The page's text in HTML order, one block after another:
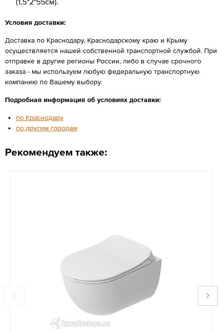
Условия доставки:
Доставка по Краснодару, Краснодарскому краю и Крыму
осуществляется нашей собственной транспортной службой. При
отправке в другие регионы России, либо в случае срочного
заказа - мы используем любую федеральную транспортную
компанию по Вашему выбору.
Подробная информация об условиях доставки:
по Краснодару
по другим городам
Рекомендуем также: